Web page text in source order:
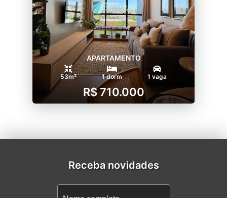
APARTAMENTO
53m² 1 dorm 1 vaga
R$ 710.000
Receba novidades